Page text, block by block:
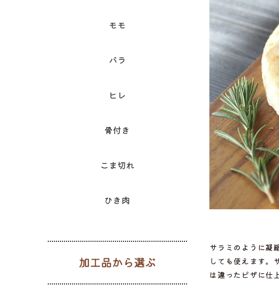
サラミのように凝
しても使えます。
は違ったピザに仕
モモ
バラ
ヒレ
骨付き
こま切れ
ひき肉
加工品から選ぶ